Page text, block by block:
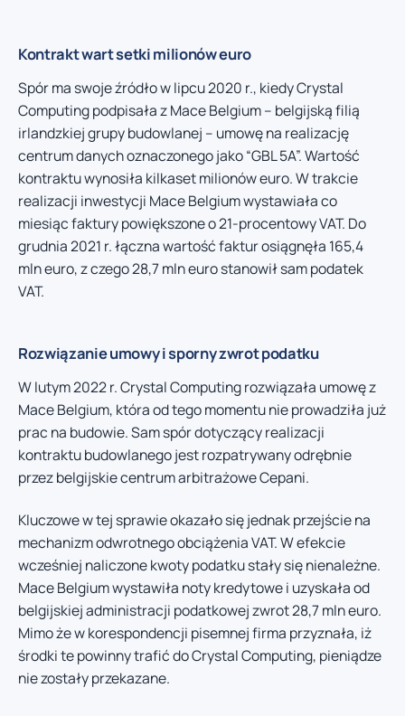
Kontrakt wart setki milionów euro
Spór ma swoje źródło w lipcu 2020 r., kiedy Crystal
Computing podpisała z Mace Belgium – belgijską filią
irlandzkiej grupy budowlanej – umowę na realizację
centrum danych oznaczonego jako “GBL 5A”. Wartość
kontraktu wynosiła kilkaset milionów euro. W trakcie
realizacji inwestycji Mace Belgium wystawiała co
miesiąc faktury powiększone o 21-procentowy VAT. Do
grudnia 2021 r. łączna wartość faktur osiągnęła 165,4
mln euro, z czego 28,7 mln euro stanowił sam podatek
VAT.
Rozwiązanie umowy i sporny zwrot podatku
W lutym 2022 r. Crystal Computing rozwiązała umowę z
Mace Belgium, która od tego momentu nie prowadziła już
prac na budowie. Sam spór dotyczący realizacji
kontraktu budowlanego jest rozpatrywany odrębnie
przez belgijskie centrum arbitrażowe Cepani.
Kluczowe w tej sprawie okazało się jednak przejście na
mechanizm odwrotnego obciążenia VAT. W efekcie
wcześniej naliczone kwoty podatku stały się nienależne.
Mace Belgium wystawiła noty kredytowe i uzyskała od
belgijskiej administracji podatkowej zwrot 28,7 mln euro.
Mimo że w korespondencji pisemnej firma przyznała, iż
środki te powinny trafić do Crystal Computing, pieniądze
nie zostały przekazane.